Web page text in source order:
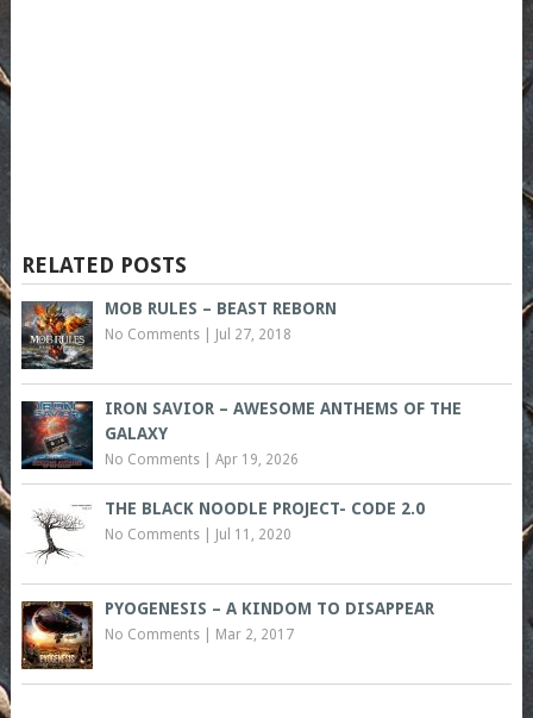
RELATED POSTS
MOB RULES – BEAST REBORN
No Comments| Jul 27, 2018
IRON SAVIOR – AWESOME ANTHEMS OF THE
GALAXY
No Comments| Apr 19, 2026
THE BLACK NOODLE PROJECT- CODE 2.0
No Comments| Jul 11, 2020
PYOGENESIS – A KINDOM TO DISAPPEAR
No Comments| Mar 2, 2017